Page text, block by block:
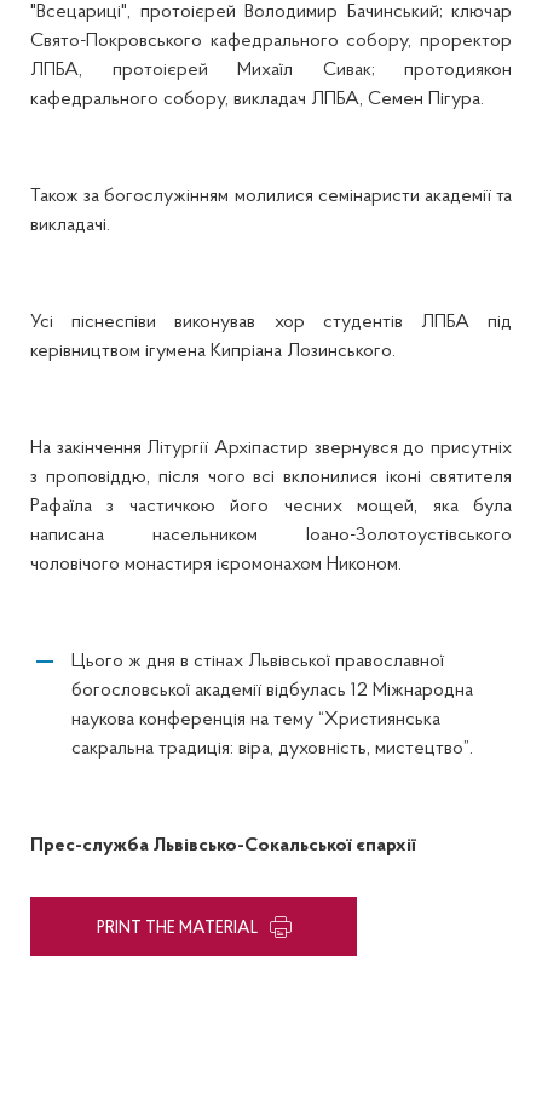
"Всецариці", протоієрей Володимир Бачинський; ключар
Свято-Покровського кафедрального собору, проректор
ЛПБА, протоієрей Михаїл Сивак; протодиякон
кафедрального собору, викладач ЛПБА, Семен Пігура.
Також за богослужінням молилися семінаристи академії та
викладачі.
Усі піснеспіви виконував хор студентів ЛПБА під
керівництвом ігумена Кипріана Лозинського.
На закінчення Літургії Архіпастир звернувся до присутніх
з проповіддю, після чого всі вклонилися іконі святителя
Рафаїла з частичкою його чесних мощей, яка була
написана насельником Іоано-Золотоустівського
чоловічого монастиря ієромонахом Никоном.
Цього ж дня в стінах Львівської православної
богословської академії відбулась 12 Міжнародна
наукова конференція на тему “Християнська
сакральна традиція: віра, духовність, мистецтво”.
Прес-служба Львівсько-Сокальської єпархії
PRINT THE MATERIAL